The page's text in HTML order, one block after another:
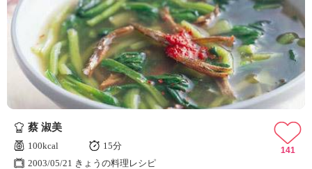
蔡 淑美
100kcal
15分
2003/05/21 きょうの料理レシピ
141